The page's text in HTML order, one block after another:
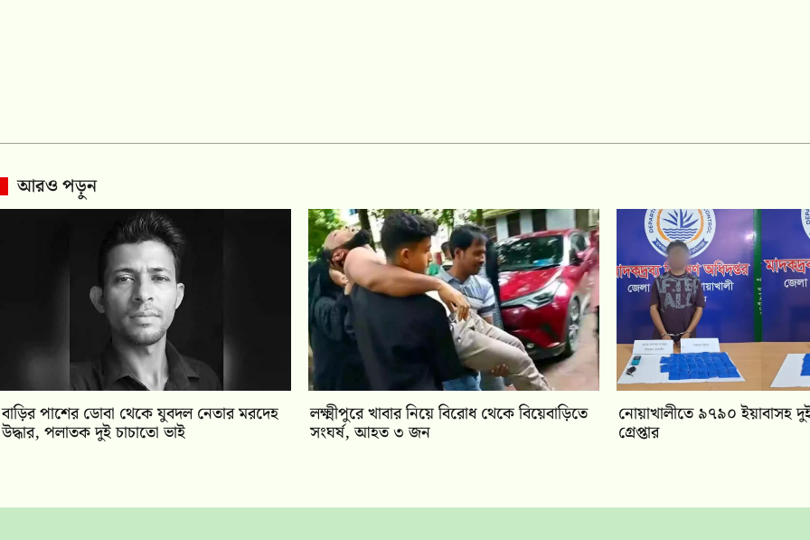
আরও পড়ুন
বাড়ির পাশের ডোবা থেকে যুবদল নেতার মরদেহ
উদ্ধার, পলাতক দুই চাচাতো ভাই
লক্ষ্মীপুরে খাবার নিয়ে বিরোধ থেকে বিয়েবাড়িতে
সংঘর্ষ, আহত ৩ জন
নোয়াখালীতে ৯৭৯০ ইয়াবাসহ
গ্রেপ্তার